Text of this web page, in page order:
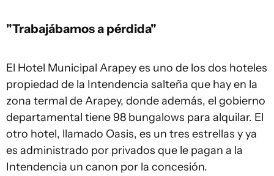
"Trabajábamos a pérdida"
El Hotel Municipal Arapey es uno de los dos hoteles
propiedad de la Intendencia salteña que hay en la
zona termal de Arapey, donde además, el gobierno
departamental tiene 98 bungalows para alquilar. El
otro hotel, llamado Oasis, es un tres estrellas y ya
es administrado por privados que le pagan a la
Intendencia un canon por la concesión.